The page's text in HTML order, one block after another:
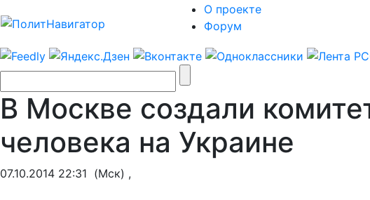
О проекте
Форум
В Москве создали
человека на Украине
07.10.2014 22:31 (Мск) ,